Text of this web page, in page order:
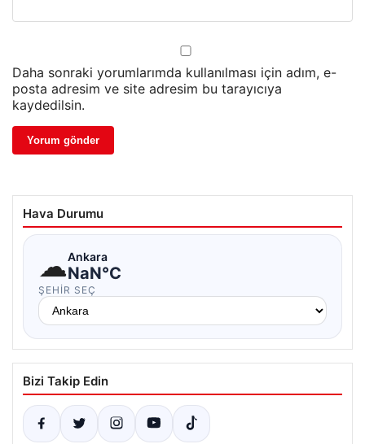
Daha sonraki yorumlarımda kullanılması için adım, e-
posta adresim ve site adresim bu tarayıcıya
kaydedilsin.
Hava Durumu
☁Ankara
NaN°C
ŞEHIR SEÇ
Bizi Takip Edin